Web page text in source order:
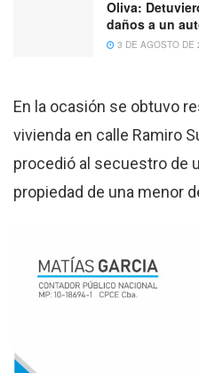
Oliva:
daños a un
3 DE AGOSTO DE
En la ocasión se obtuvo
vivienda en calle Ramiro
procedió al secuestro de
propiedad de una menor